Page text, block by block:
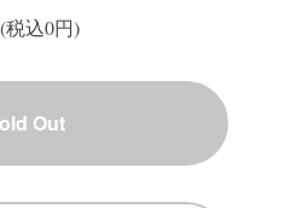
税込0円)
Out